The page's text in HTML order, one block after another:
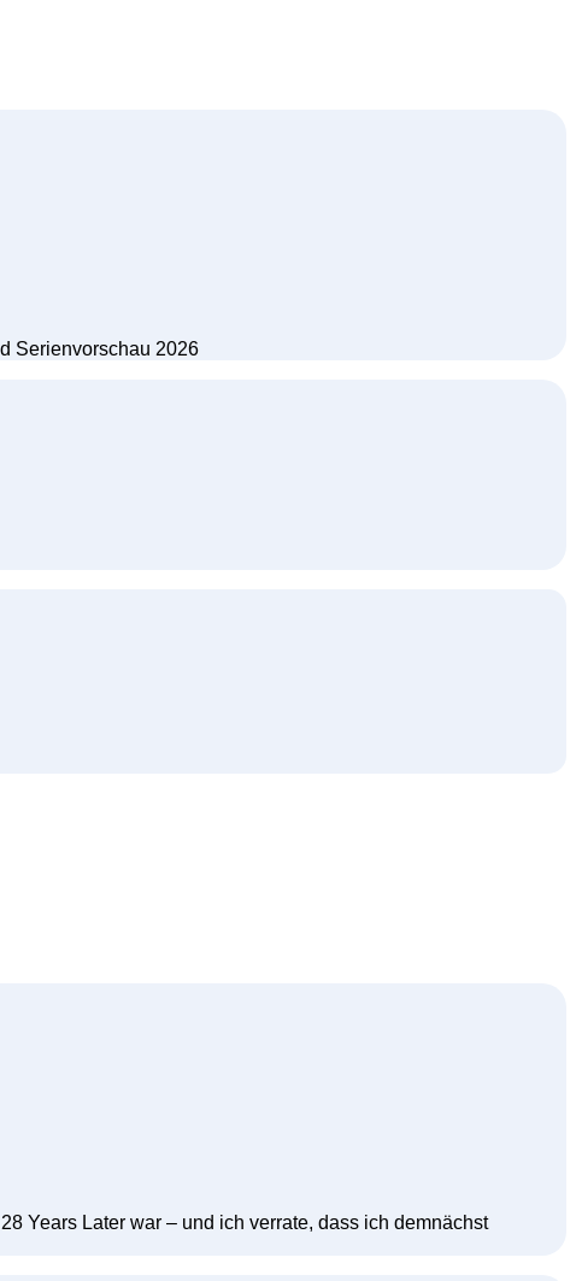
Serienvorschau 2026
Years Later war – und ich verrate, dass ich demnächst